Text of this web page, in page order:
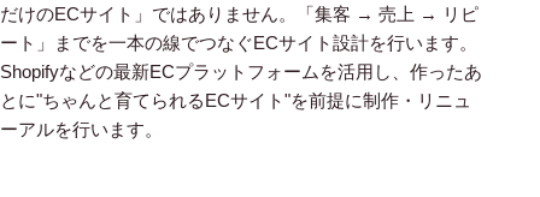
だけのECサイト」ではありません。「集客 → 売上 → リピ
ート」までを一本の線でつなぐECサイト設計を行います。
Shopifyなどの最新ECプラットフォームを活用し、作ったあ
とに"ちゃんと育てられるECサイト"を前提に制作・リニュ
ーアルを行います。